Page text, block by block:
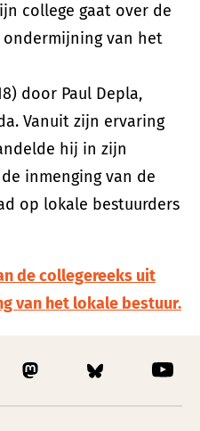
college gaat over de
van het
door Paul Depla,
Vanuit zijn ervaring
hij in zijn
inmenging van de
op lokale bestuurders
de collegereeks uit
van het lokale bestuur.